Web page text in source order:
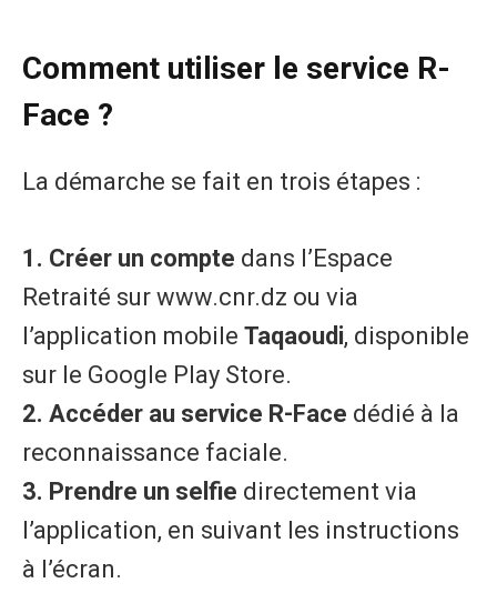
Comment utiliser le service R-
Face ?
La démarche se fait en trois étapes :
1. Créer un compte dans l’Espace
Retraité sur www.cnr.dz ou via
l’application mobile Taqaoudi, disponible
sur le Google Play Store.
2. Accéder au service R-Face dédié à la
reconnaissance faciale.
3. Prendre un selfie directement via
l’application, en suivant les instructions
à l’écran.